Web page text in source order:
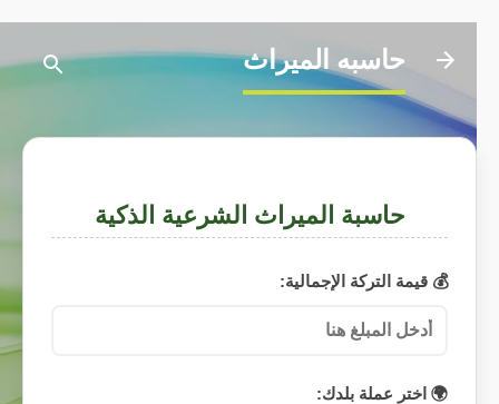
التخطي إلى المحتوى الرئيسي
حاسبه الميراث
حاسبة الميراث الشرعية الذكية
💰 قيمة التركة الإجمالية:
🌍 اختر عملة بلدك: